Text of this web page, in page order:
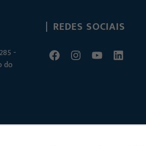
-
do
REDES SOCIAIS